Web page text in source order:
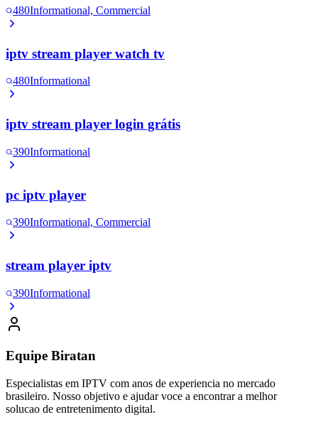
480Informational, Commercial
iptv stream player watch tv
480Informational
iptv stream player login grátis
390Informational
pc iptv player
390Informational, Commercial
stream player iptv
390Informational
Equipe Biratan
Especialistas em IPTV com anos de experiencia no mercado
brasileiro. Nosso objetivo e ajudar voce a encontrar a melhor
solucao de entretenimento digital.